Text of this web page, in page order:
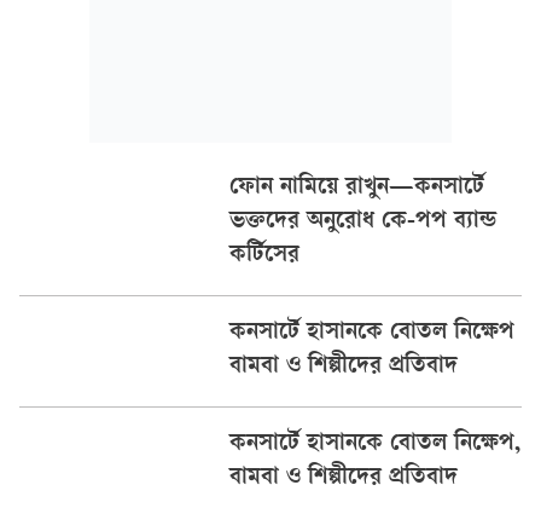
ফোন নামিয়ে রাখুন—কনসার্টে
ভক্তদের অনুরোধ কে-পপ ব্যান্ড
কর্টিসের
কনসার্টে হাসানকে বোতল নিক্ষেপ
বামবা ও শিল্পীদের প্রতিবাদ
কনসার্টে হাসানকে বোতল নিক্ষেপ,
বামবা ও শিল্পীদের প্রতিবাদ